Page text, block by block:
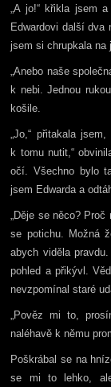
„A jo!“ křikla jsem
Edwardovi další dva
jsem si chrupkala na
„Anebo naše
k nebi. Jednou
košile.
„Jo,“ přitakala
k tomu nutit,“
očí. Všechno bylo
jsem Edwarda a
„Děje se něco?
se potichu. Možná
abych viděla
pohled a přikývl.
nevzpomínal staré
„Pověz mi to,
naléhavě k němu
Poškrábal se na
se mi to lehko,